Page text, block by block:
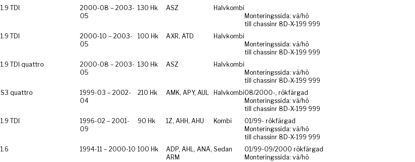
1.9 TDI
2000-08 – 2003-
05
130 Hk ASZ
Halvkombi
Monteringssida: vä/hö
till chassinr 8D-X-199 999
1.9 TDI
2000-10 – 2003-
05
100 Hk AXR, ATD
Halvkombi
Monteringssida: vä/hö
till chassinr 8D-X-199 999
1.9 TDI quattro
2000-08 – 2003-
05
130 Hk ASZ
Halvkombi
Monteringssida: vä/hö
till chassinr 8D-X-199 999
S3 quattro
1999-03 – 2002-
04
210 Hk AMK, APY, AUL Halvkombi08/2000-, rökfärgad
Monteringssida: vä/hö
till chassinr 8D-X-199 999
1.9 TDI
1996-02 – 2001-
09
90 Hk 1Z, AHH, AHU Kombi
01/99- rökfärgad
Monteringssida: vä/hö
till chassinr 8D-X-199 999
1.6 1994-11 – 2000-10 100 Hk
ADP, AHL, ANA,
ARM
Sedan
01/99-09/2000 rökfärgad
Monteringssida: vä/hö